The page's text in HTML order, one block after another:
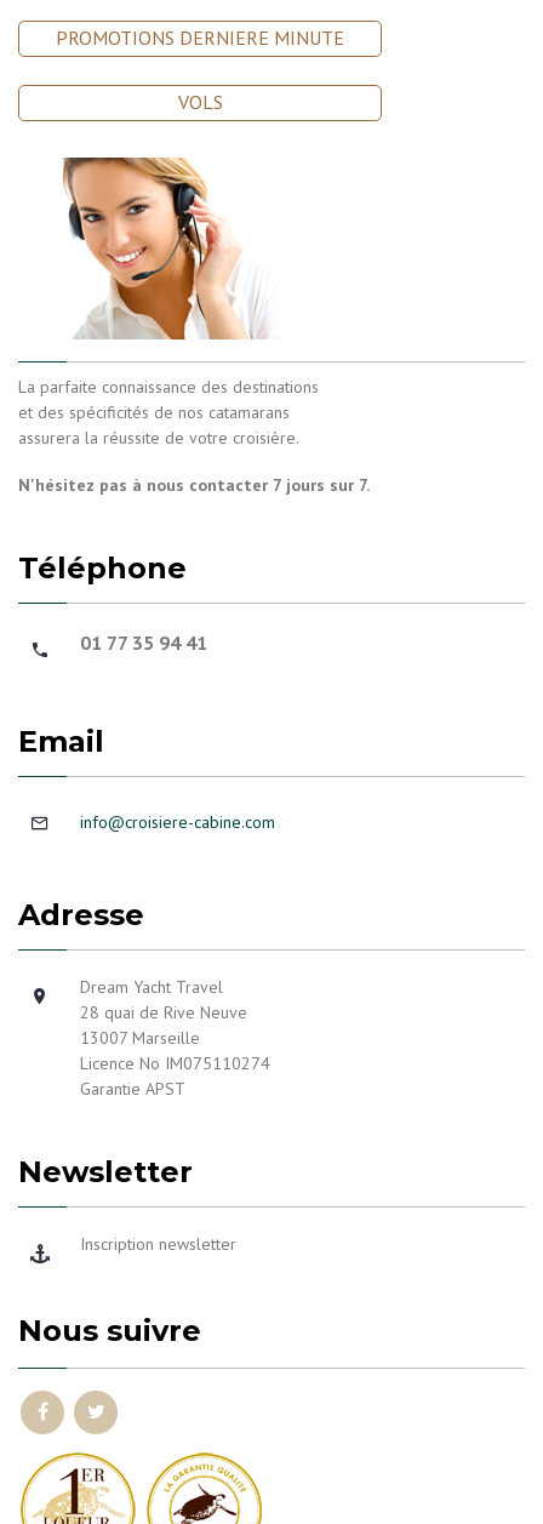
PROMOTIONS DERNIERE MINUTE
VOLS
La parfaite connaissance des destinations
et des spécificités de nos catamarans
assurera la réussite de votre croisière.
N'hésitez pas à nous contacter 7 jours sur 7.
Téléphone
01 77 35 94 41
Email
info@croisiere-cabine.com
Adresse
Dream Yacht Travel
28 quai de Rive Neuve
13007 Marseille
Licence No IM075110274
Garantie APST
Newsletter
Inscription newsletter
Nous suivre